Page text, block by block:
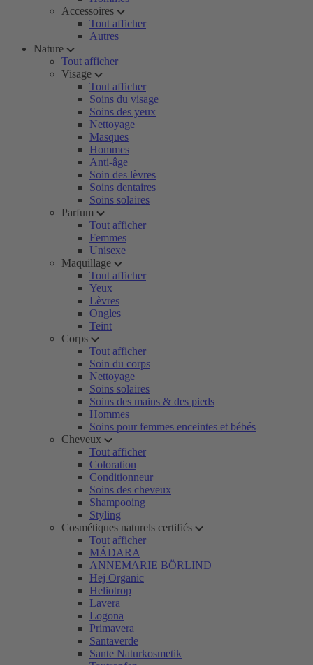
Accessoires
Tout afficher
Autres
Nature
Tout afficher
Visage
Tout afficher
Soins du visage
Soins des yeux
Nettoyage
Masques
Hommes
Anti-âge
Soin des lèvres
Soins dentaires
Soins solaires
Parfum
Tout afficher
Femmes
Unisexe
Maquillage
Tout afficher
Yeux
Lèvres
Ongles
Teint
Corps
Tout afficher
Soin du corps
Nettoyage
Soins solaires
Soins des mains & des pieds
Hommes
Soins pour femmes enceintes et bébés
Cheveux
Tout afficher
Coloration
Conditionneur
Soins des cheveux
Shampooing
Styling
Cosmétiques naturels certifiés
Tout afficher
MÁDARA
ANNEMARIE BÖRLIND
Hej Organic
Heliotrop
Lavera
Logona
Primavera
Santaverde
Sante Naturkosmetik